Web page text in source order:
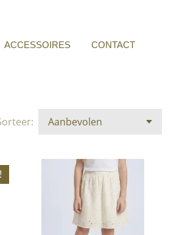
ACCESSOIRES CONTACT